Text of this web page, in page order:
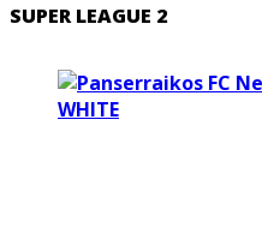
SUPER LEAGUE 2